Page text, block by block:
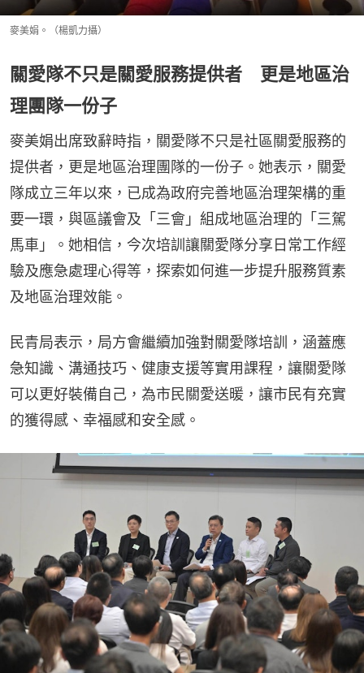
麥美娟。（楊凱力攝）
關愛隊不只是關愛服務提供者 更是地區治
理團隊一份子
麥美娟出席致辭時指，關愛隊不只是社區關愛服務的
提供者，更是地區治理團隊的一份子。她表示，關愛
隊成立三年以來，已成為政府完善地區治理架構的重
要一環，與區議會及「三會」組成地區治理的「三駕
馬車」。她相信，今次培訓讓關愛隊分享日常工作經
驗及應急處理心得等，探索如何進一步提升服務質素
及地區治理效能。
民青局表示，局方會繼續加強對關愛隊培訓，涵蓋應
急知識、溝通技巧、健康支援等實用課程，讓關愛隊
可以更好裝備自己，為市民關愛送暖，讓市民有充實
的獲得感、幸福感和安全感。